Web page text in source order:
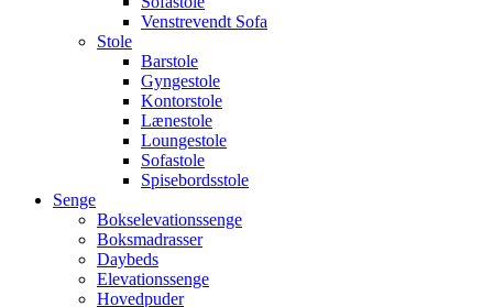
Venstrevendt Sofa
Stole
Barstole
Gyngestole
Kontorstole
Lænestole
Loungestole
Sofastole
Spisebordsstole
Senge
Bokselevationssenge
Boksmadrasser
Daybeds
Elevationssenge
Hovedpuder